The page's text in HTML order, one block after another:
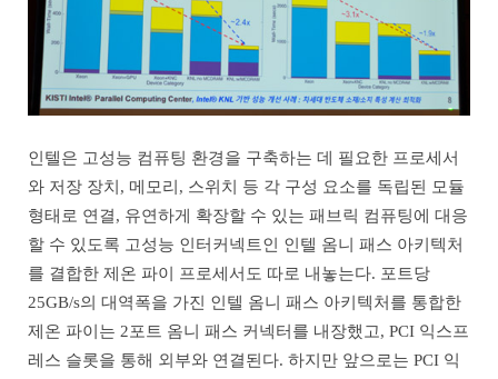
인텔은 고성능 컴퓨팅 환경을 구축하는 데 필요한 프로세서
와 저장 장치, 메모리, 스위치 등 각 구성 요소를 독립된 모듈
형태로 연결, 유연하게 확장할 수 있는 패브릭 컴퓨팅에 대응
할 수 있도록 고성능 인터커넥트인 인텔 옴니 패스 아키텍처
를 결합한 제온 파이 프로세서도 따로 내놓는다. 포트당
25GB/s의 대역폭을 가진 인텔 옴니 패스 아키텍처를 통합한
제온 파이는 2포트 옴니 패스 커넥터를 내장했고, PCI 익스프
레스 슬롯을 통해 외부와 연결된다. 하지만 앞으로는 PCI 익